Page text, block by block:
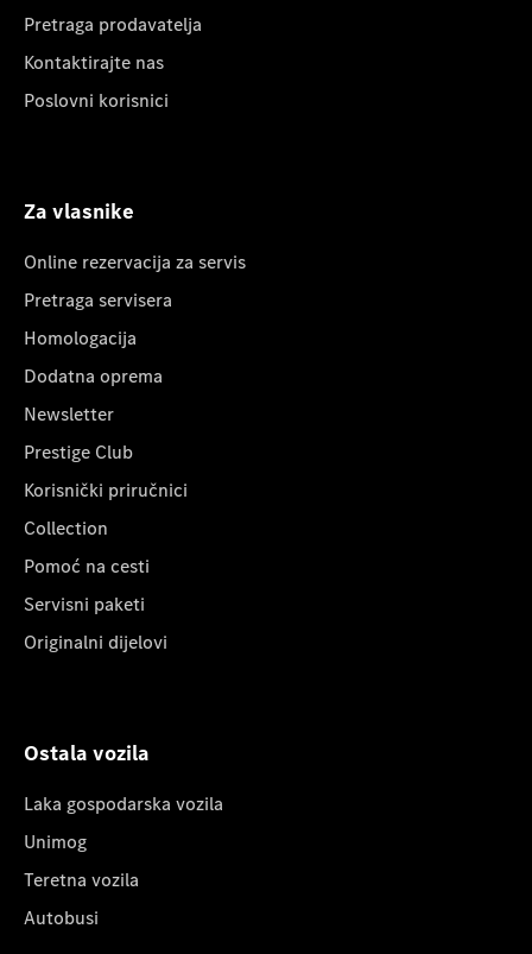
Pretraga prodavatelja
Kontaktirajte nas
Poslovni korisnici
Za vlasnike
Online rezervacija za servis
Pretraga servisera
Homologacija
Dodatna oprema
Newsletter
Prestige Club
Korisnički priručnici
Collection
Pomoć na cesti
Servisni paketi
Originalni dijelovi
Ostala vozila
Laka gospodarska vozila
Unimog
Teretna vozila
Autobusi